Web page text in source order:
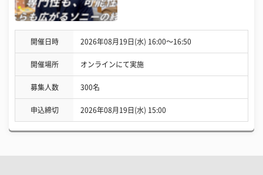
開催日時 2026年08月19日(水) 16:00〜16:50
開催場所 オンラインにて実施
募集人数 300名
申込締切 2026年08月19日(水) 15:00